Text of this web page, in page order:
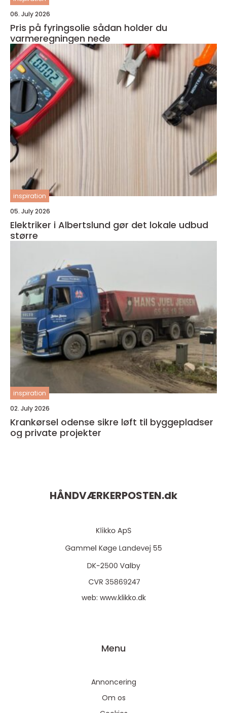
06. July 2026
Pris på fyringsolie sådan holder du
varmeregningen nede
inspiration
05. July 2026
Elektriker i Albertslund gør det lokale udbud
større
inspiration
02. July 2026
Krankørsel odense sikre løft til byggepladser
og private projekter
HÅNDVÆRKERPOSTEN.dk
web: www.klikko.dk
Menu
Annoncering
Om os